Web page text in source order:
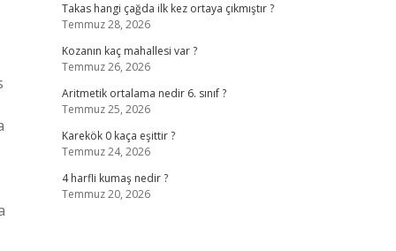
Takas hangi çağda ilk kez ortaya çıkmıştır ?
Temmuz 28, 2026
Kozanın kaç mahallesi var ?
Temmuz 26, 2026
Aritmetik ortalama nedir 6. sınıf ?
Temmuz 25, 2026
Karekök 0 kaça eşittir ?
Temmuz 24, 2026
4 harfli kumaş nedir ?
Temmuz 20, 2026